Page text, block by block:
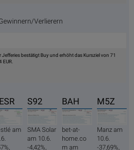
Verlierern
Jefferies bestätigt Buy und erhöht das Kursziel von 71
EUR.
am
S92
SMA Solar
am 10.6.
-4,42%,
BAH
bet-at-
home.co
m am
M5Z
Manz am
10.6.
-37,69%,